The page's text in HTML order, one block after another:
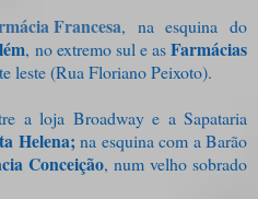
Francesa, na esquina do
, no extremo sul e asFarmácias
leste (Rua Floriano Peixoto).
a loja Broadway e a Sapataria
Helena;na esquina com a Barão
Conceição, num velho sobrado